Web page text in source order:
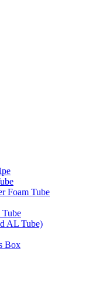
Foam Tube
AL Tube)
Box